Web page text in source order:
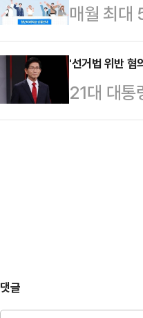
이 생산됐
차량이 공
울 인(人)
들어가는
는 수요와
다"며 "그
자동차 공
매월 최대
이 오는 6
사전 점검
상황을 점
산 형성 및
'선거법 위반
21대 대통
돌린 혐의
댓글